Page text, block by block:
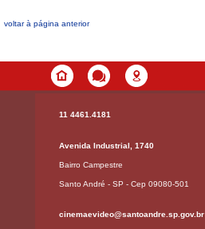
voltar à página anterior
11 4461.4181
Avenida Industrial, 1740
Bairro Campestre
Santo André - SP - Cep 09080-501
cinemaevideo@santoandre.sp.gov.br